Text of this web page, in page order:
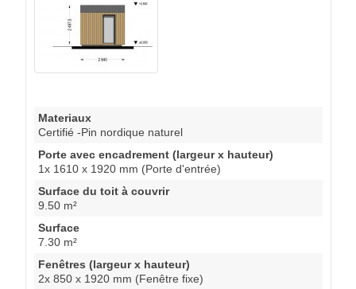
Materiaux
Certifié -Pin nordique naturel
Porte avec encadrement (largeur x hauteur)
1x 1610 x 1920 mm (Porte d'entrée)
Surface du toit à couvrir
9.50 m²
Surface
7.30 m²
Fenêtres (largeur x hauteur)
2x 850 x 1920 mm (Fenêtre fixe)